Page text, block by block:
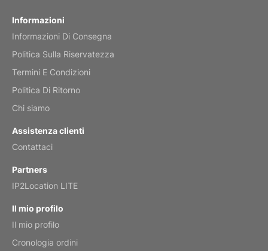
by Anne
Reviewed
it.
Informazioni
Informazioni Di Consegna
Politica Sulla Riservatezza
Termini E Condizioni
Politica Di Ritorno
Chi siamo
Assistenza clienti
Contattaci
Partners
IP2Location LITE
Il mio profilo
Il mio profilo
Cronologia ordini